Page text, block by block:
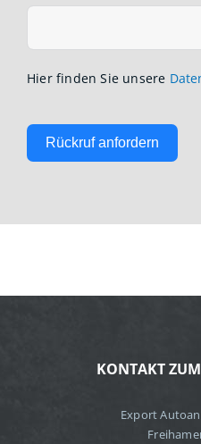
Hier finden Sie unsere
Rückruf anfordern
KONTAKT
Export